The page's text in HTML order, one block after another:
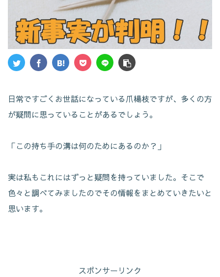
日常ですごくお世話になっている爪楊枝ですが、多くの方
が疑問に思っていることがあるでしょう。
「この持ち手の溝は何のためにあるのか？」
実は私もこれにはずっと疑問を持っていました。そこで
色々と調べてみましたのでその情報をまとめていきたいと
思います。
スポンサーリンク